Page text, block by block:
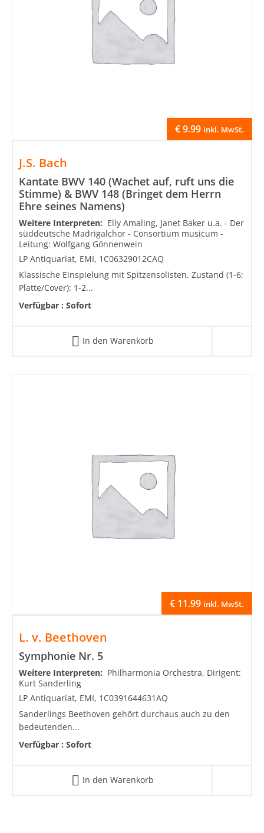
J.S. Bach
Kantate BWV 140 (Wachet auf, ruft uns die
Stimme) & BWV 148 (Bringet dem Herrn
Ehre seines Namens)
€9.99 inkl. MwSt.
Weitere Interpreten: Elly Amaling, Janet Baker u.a. - Der
süddeutsche Madrigalchor - Consortium musicum -
Leitung: Wolfgang Gönnenwein
LP Antiquariat, EMI, 1C06329012CAQ
Klassische Einspielung mit Spitzensolisten. Zustand (1-6;
Platte/Cover): 1-2...
Verfügbar : Sofort
In den Warenkorb
L. v. Beethoven
Symphonie Nr. 5
€ 11.99 inkl. MwSt.
Weitere Interpreten: Philharmonia Orchestra, Dirigent:
Kurt Sanderling
LP Antiquariat, EMI, 1C0391644631AQ
Sanderlings Beethoven gehört durchaus auch zu den
bedeutenden...
Verfügbar : Sofort
In den Warenkorb